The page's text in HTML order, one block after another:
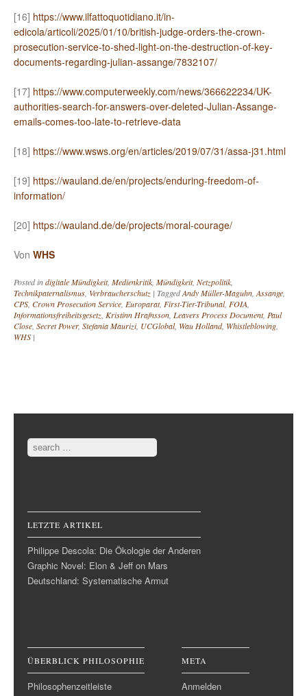
[16] https://www.ilfattoquotidiano.it/in-
edicola/articoli/2025/01/10/british-judge-orders-the-crown-
prosecution-service-to-shed-light-on-the-destruction-of-key-
documents-regarding-julian-assange/7832107/
[17] https://www.computerweekly.com/news/366622234/UK-
authorities-search-for-answers-over-deleted-Julian-Assange-
emails-comes-too-late-to-retrieve-data
[18] https://www.wsws.org/en/articles/2019/07/31/assa-j31.html
[19] https://wauland.de/en/projects/enduring-freedom-of-
information/
[20] https://wauland.de/de/projects/moral-courage/
Von WHS
Posted indigitale Mündigkeit, Medienkritik, Mündigkeit, Netzpolitik,
Technikpaternalismus, Verbraucherschutz | TaggedAndy Müller-Maguhn,Assange,
CPS, Crown Prosecution Service, Europarat, First-Tier-Tribunal, FOIA,
Informationsfreiheitsgesetz, Kristinn Hrafnsson, Leavers Process Document, Paul
Close, Secret Power, Stefania Maurizi, UCGlobal, Wau Holland, Whistleblowing,
WHS |
Post navigation
Search
LETZTE ARTIKEL
Philippe Descola: Die Ökologie der Anderen
Graphic Novel: Elon & Jeff on Mars
Deutschland: Systematische Armut
ÜBERBLICK PHILOSOPHIE
Philosophenzeitleiste
META
Anmelden